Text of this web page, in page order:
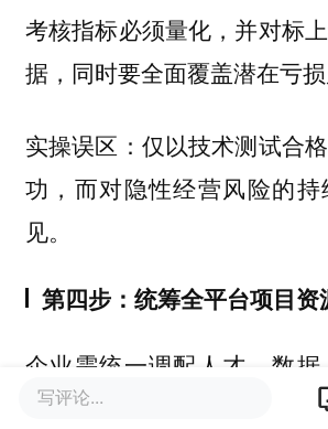
考核指标必须量化，并对标
据，同时要全面覆盖潜在亏损
实操误区：仅以技术测试合
功，而对隐性经营风险的
见。
第四步：统筹全平台项目资
企业需统一调配人才、数
源，统筹各部门的试点进度。
写评论...